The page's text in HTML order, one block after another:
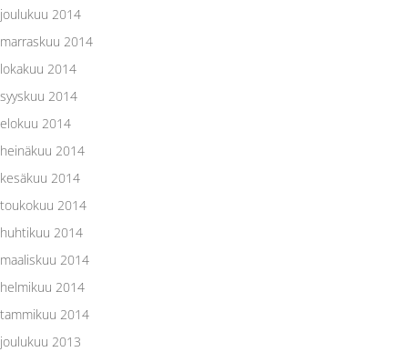
joulukuu 2014
marraskuu 2014
lokakuu 2014
syyskuu 2014
elokuu 2014
heinäkuu 2014
kesäkuu 2014
toukokuu 2014
huhtikuu 2014
maaliskuu 2014
helmikuu 2014
tammikuu 2014
joulukuu 2013